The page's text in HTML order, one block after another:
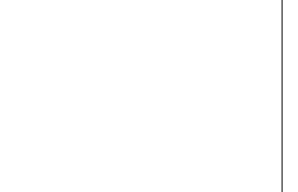
Mit dem |transkript-Newsletter